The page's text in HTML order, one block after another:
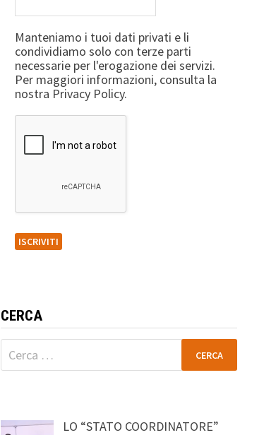
Manteniamo i tuoi dati privati e li
condividiamo solo con terze parti
necessarie per l'erogazione dei servizi.
Per maggiori informazioni, consulta la
nostra Privacy Policy.
CERCA
Ricerca
per:
LO “STATO COORDINATORE”